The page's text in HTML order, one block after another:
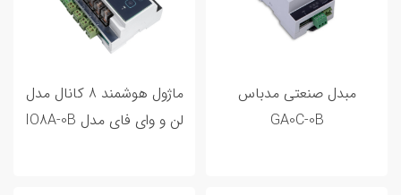
مبدل صنعتی مدباس
GA0C-0B
ماژول هوشمند 8 کانال مدل
لن و وای فای مدل IO8A-0B
مطالب پر بازدید